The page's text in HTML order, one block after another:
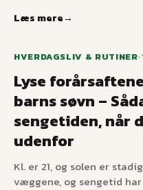
opbygger et bæredygtigt
Læs mere
HVERDAGSLIV & RUTINER•
Lyse
barns søvn –
sengetiden, når
udenfor
Kl. er 21, og solen er
væggene, og sengetid